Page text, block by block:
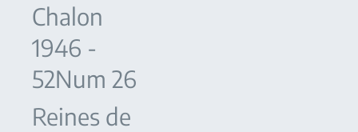
Chalon
1946 -
52Num 26
Reines de